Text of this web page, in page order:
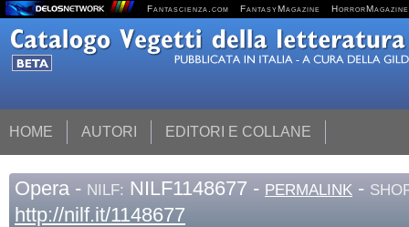
Fantascienza.com FantasyMagazine HorrorMagazine
HOME AUTORI EDITORI E COLLANE
Opera - NILF: NILF1148677 - PERMALINK -
http://nilf.it/1148677